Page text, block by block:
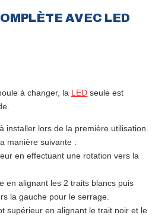
AVEC LED
à changer, la LED seule est
installer lors de la première utilisation.
manière suivante :
en effectuant une rotation vers la
en alignant les 2 traits blancs puis
la gauche pour le serrage.
supérieur en alignant le trait noir et le